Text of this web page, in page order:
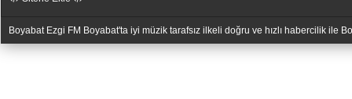
Boyabat Ezgi FM Boyabat'ta iyi müzik tarafsız ilkeli doğru ve hızlı habercilik ile